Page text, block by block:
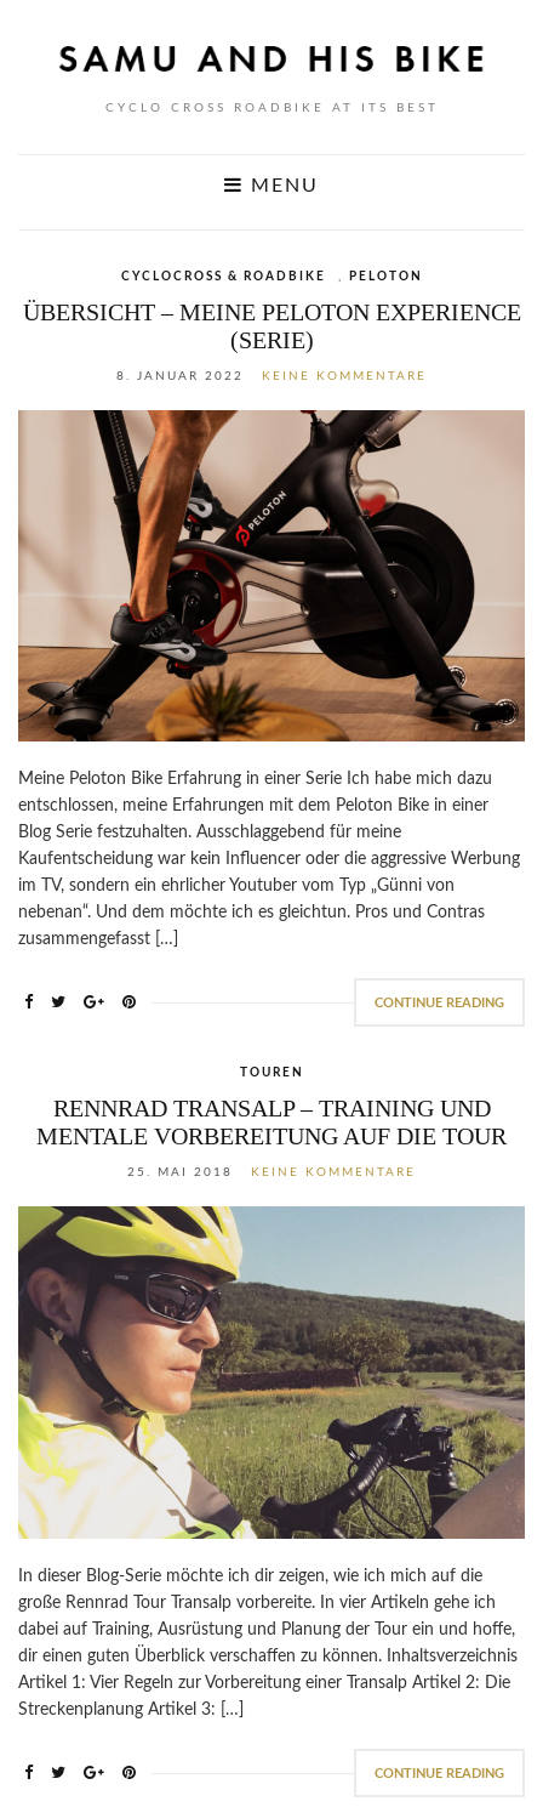
CYCLO CROSS ROADBIKE AT ITS BEST
MENU
CYCLOCROSS & ROADBIKE PELOTON
ÜBERSICHT – MEINE PELOTON EXPERIENCE
(SERIE)
8. JANUAR 2022 KEINE KOMMENTARE
Meine Peloton Bike Erfahrung in einer Serie Ich habe mich dazu
entschlossen, meine Erfahrungen mit dem Peloton Bike in einer
Blog Serie festzuhalten. Ausschlaggebend für meine
Kaufentscheidung war kein Influencer oder die aggressive Werbung
im TV, sondern ein ehrlicher Youtuber vom Typ „Günni von
nebenan“. Und dem möchte ich es gleichtun. Pros und Contras
zusammengefasst […]
CONTINUE READING
TOUREN
RENNRAD TRANSALP – TRAINING UND
MENTALE VORBEREITUNG AUF DIE TOUR
25. MAI 2018 KEINE KOMMENTARE
In dieser Blog-Serie möchte ich dir zeigen, wie ich mich auf die
große Rennrad Tour Transalp vorbereite. In vier Artikeln gehe ich
dabei auf Training, Ausrüstung und Planung der Tour ein und hoffe,
dir einen guten Überblick verschaffen zu können. Inhaltsverzeichnis
Artikel 1: Vier Regeln zur Vorbereitung einer Transalp Artikel 2: Die
Streckenplanung Artikel 3: […]
CONTINUE READING